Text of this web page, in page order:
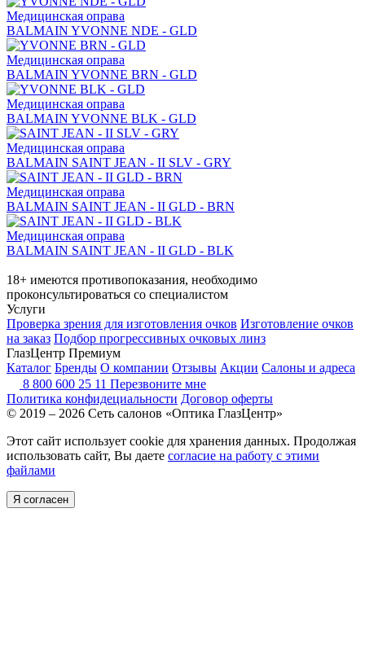
Медицинская оправа
BALMAIN YVONNE NDE - GLD
Медицинская оправа
BALMAIN YVONNE BRN - GLD
Медицинская оправа
BALMAIN YVONNE BLK - GLD
Медицинская оправа
BALMAIN SAINT JEAN - II SLV - GRY
Медицинская оправа
BALMAIN SAINT JEAN - II GLD - BRN
Медицинская оправа
BALMAIN SAINT JEAN - II GLD - BLK
18+ имеются противопоказания, необходимо
проконсультироваться со специалистом
Услуги
Проверка зрения для изготовления очков Изготовление очков
на заказ Подбор прогрессивных очковых линз
ГлазЦентр Премиум
Каталог Бренды О компании Отзывы Акции Салоны и адреса
8 800 600 25 11 Перезвоните мне
Политика конфидециальности Договор оферты
© 2019 – 2026 Сеть салонов «Оптика ГлазЦентр»
Этот сайт использует cookie для хранения данных. Продолжая
использовать сайт, Вы даете согласие на работу с этими
файлами
Я согласен